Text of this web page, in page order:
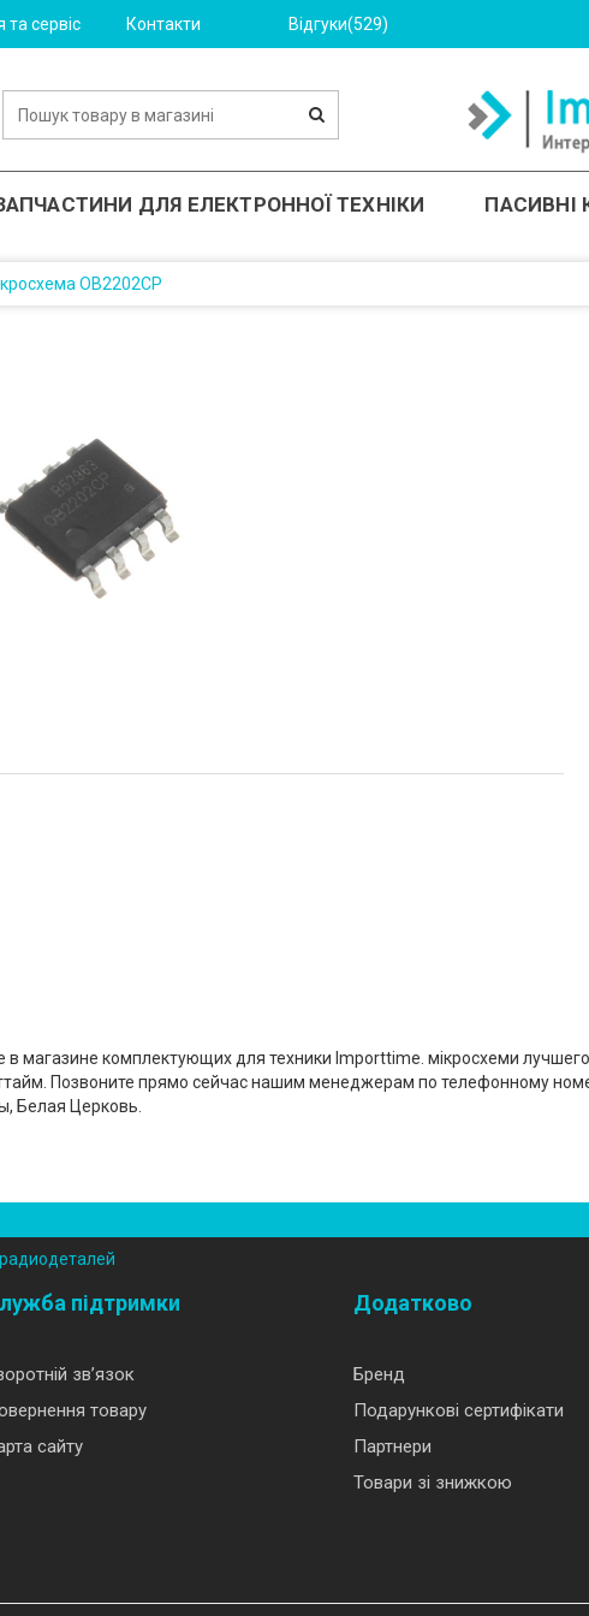
та сервіс Контакти Відгуки(529)
ДЛЯ ЕЛЕКТРОННОЇ ТЕХНІКИ ПАСИВНІ
OB2202CP
в магазине комплектующих для техники Importtime. мікросхеми
Позвоните прямо сейчас нашим менеджерам по телефонному
Белая Церковь.
підтримки
зв’язок
товару
сайту
Додатково
Бренд
Подарункові сертифікати
Партнери
Товари зі знижкою